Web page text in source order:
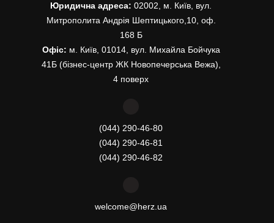
Юридична адреса: 02002, м. Київ, вул.
Митрополита Андрія Шептицького,10, оф.
168 Б
Офіс: м. Київ, 01014, вул. Михайла Бойчука
41Б (бізнес-центр ЖК Новопечерська Вежа),
4 поверх
(044) 290-46-80
(044) 290-46-81
(044) 290-46-82
welcome@herz.ua